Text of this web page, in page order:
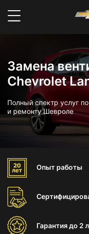
Замена
Chevrolet
Полный спектр услуг
и ремонту Шевроле
Опыт работы
Гарантиядо 2